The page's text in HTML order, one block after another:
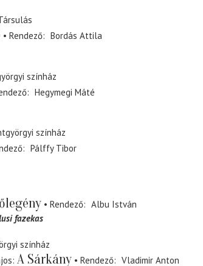
Rendező
Bordás Attila
színház
Hegymegi Máté
színház
Pálffy Tibor
Rendező
Albu István
fazekas
színház
A Sárkány Rendező
Vladimir Anton